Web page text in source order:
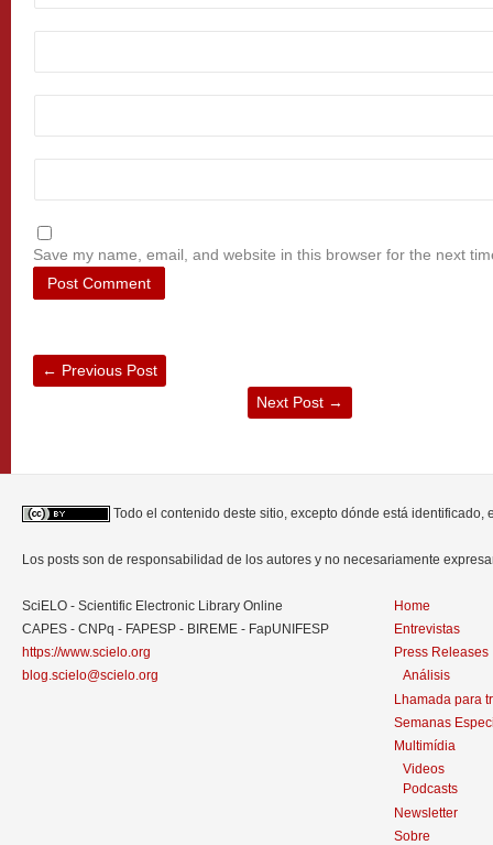
Save my name, email, and website in this browser for the next
← Previous Post
Next Post →
Todo el contenido deste sitio, excepto dónde está identificado,
Los posts son de responsabilidad de los autores y no necesariamente
SciELO - Scientific Electronic Library Online
CAPES - CNPq - FAPESP - BIREME - FapUNIFESP
https://www.scielo.org
blog.scielo@scielo.org
Home
Entrevistas
Press Releases
Análisis
Lhamada para
Semanas
Multimídia
Videos
Podcasts
Newsletter
Sobre